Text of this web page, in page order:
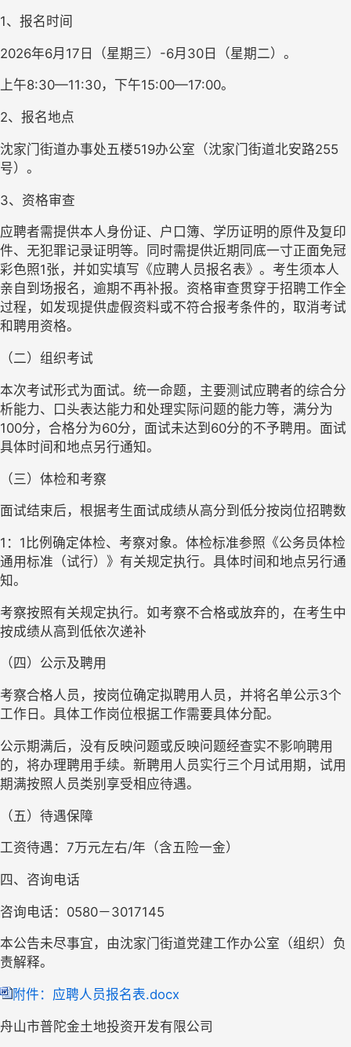
1、报名时间
2026年6月17日（星期三）-6月30日（星期二）。
上午8:30—11:30，下午15:00—17:00。
2、报名地点
沈家门街道办事处五楼519办公室（沈家门街道北安路255
号）。
3、资格审查
应聘者需提供本人身份证、户口簿、学历证明的原件及复印
件、无犯罪记录证明等。同时需提供近期同底一寸正面免冠
彩色照1张，并如实填写《应聘人员报名表》。考生须本人
亲自到场报名，逾期不再补报。资格审查贯穿于招聘工作全
过程，如发现提供虚假资料或不符合报考条件的，取消考试
和聘用资格。
（二）组织考试
本次考试形式为面试。统一命题，主要测试应聘者的综合分
析能力、口头表达能力和处理实际问题的能力等，满分为
100分，合格分为60分，面试未达到60分的不予聘用。面试
具体时间和地点另行通知。
（三）体检和考察
面试结束后，根据考生面试成绩从高分到低分按岗位招聘数
1：1比例确定体检、考察对象。体检标准参照《公务员体检
通用标准（试行）》有关规定执行。具体时间和地点另行通
知。
考察按照有关规定执行。如考察不合格或放弃的，在考生中
按成绩从高到低依次递补
（四）公示及聘用
考察合格人员，按岗位确定拟聘用人员，并将名单公示3个
工作日。具体工作岗位根据工作需要具体分配。
公示期满后，没有反映问题或反映问题经查实不影响聘用
的，将办理聘用手续。新聘用人员实行三个月试用期，试用
期满按照人员类别享受相应待遇。
（五）待遇保障
工资待遇：7万元左右/年（含五险一金）
四、咨询电话
咨询电话：0580－3017145
本公告未尽事宜，由沈家门街道党建工作办公室（组织）负
责解释。
附件：应聘人员报名表.docx
舟山市普陀金土地投资开发有限公司